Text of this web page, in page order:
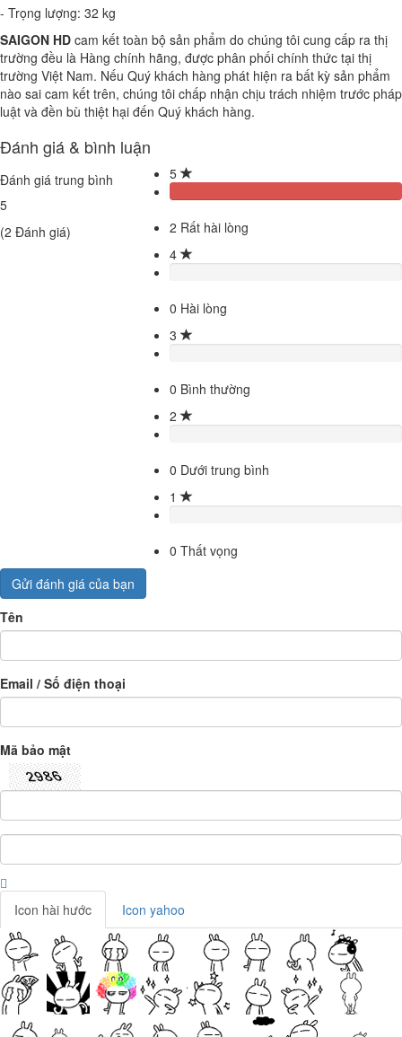
- Trọng lượng: 32 kg
SAIGON HD cam kết toàn bộ sản phẩm do chúng tôi cung cấp ra thị
trường đều là Hàng chính hãng, được phân phối chính thức tại thị
trường Việt Nam. Nếu Quý khách hàng phát hiện ra bất kỳ sản phẩm
nào sai cam kết trên, chúng tôi chấp nhận chịu trách nhiệm trước pháp
luật và đền bù thiệt hại đến Quý khách hàng.
Đánh giá & bình luận
Đánh giá trung bình
5
(2 Đánh giá)
5
2 Rất hài lòng
4
0 Hài lòng
3
0 Bình thường
2
0 Dưới trung bình
1
0 Thất vọng
Gửi đánh giá của bạn
Tên
Email / Số điện thoại
Mã bảo mật
Icon hài hước Icon yahoo